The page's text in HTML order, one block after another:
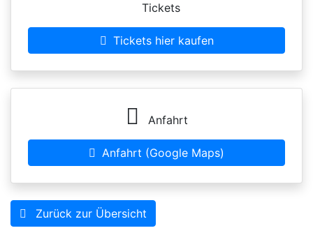
Tickets
Tickets hier kaufen
Anfahrt
Anfahrt (Google Maps)
Zurück zur Übersicht